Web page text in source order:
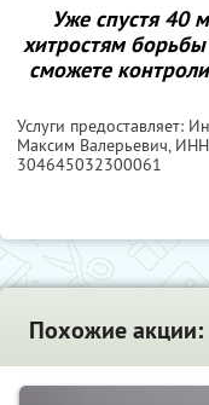
Уже спустя 40
хитростям
сможете
Услуги предоставляет:
Максим Валерьевич,
304645032300061
Похожие акции: